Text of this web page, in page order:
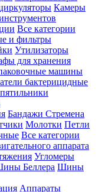
Камеры
Все категории
и фильтры
Утилизаторы
для хранения
машины
бактерицидные
Бандажи Стремена
Молотки Петли
Все категории
аппарата
Угломеры
Беллера Шины
Аппараты